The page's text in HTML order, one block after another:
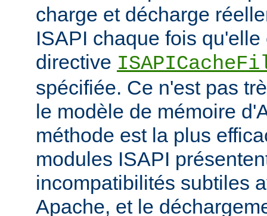
charge et décharge
ISAPI chaque fois
directive
spécifiée. Ce n'est pas
le modèle de mémoire
méthode est la plus
modules ISAPI
incompatibilités subtiles
Apache, et le